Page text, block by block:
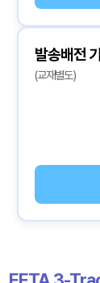
발송배전
(교재별도)